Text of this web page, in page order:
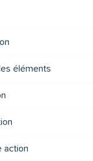
éléments
action